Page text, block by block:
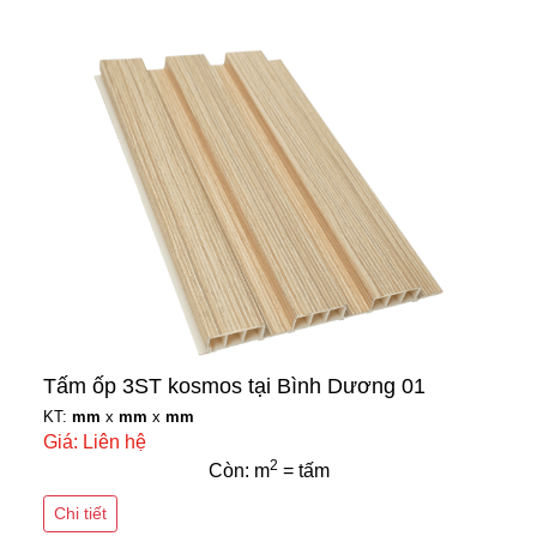
Tấm ốp 3ST kosmos tại Bình Dương 01
KT: mm x mm x mm
Giá: Liên hệ
Còn: m2 = tấm
Chi tiết